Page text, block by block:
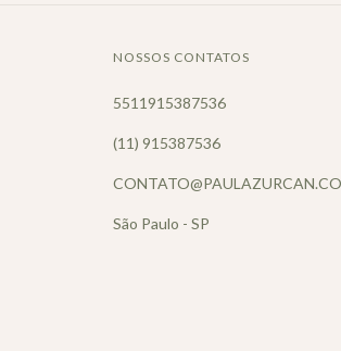
NOSSOS CONTATOS
5511915387536
(11) 915387536
São Paulo - SP